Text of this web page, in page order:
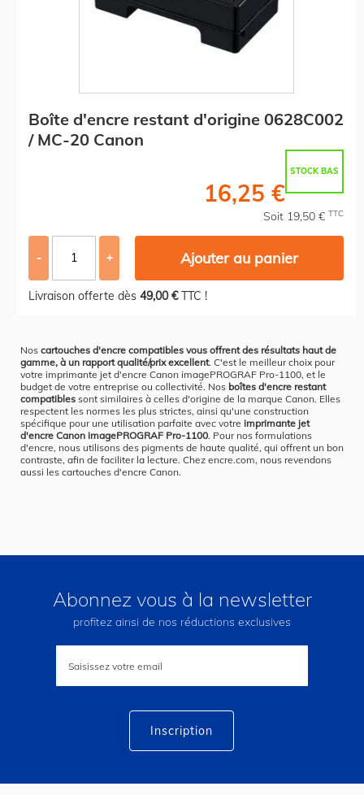
Boîte d'encre restant d'origine 0628C002
/ MC-20 Canon
STOCK BAS
16,25 €
Soit 19,50 € TTC
- + Ajouter au panier
Livraison offerte dès 49,00 €TTC !
Nos cartouches d'encre compatibles vous offrent des résultats haut de
gamme, à un rapport qualité/prix excellent. C'est le meilleur choix pour
votre imprimante jet d'encre Canon imagePROGRAF Pro-1100, et le
budget de votre entreprise ou collectivité. Nos boîtes d'encre restant
compatibles sont similaires à celles d'origine de la marque Canon. Elles
respectent les normes les plus strictes, ainsi qu'une construction
spécifique pour une utilisation parfaite avec votre imprimante jet
d'encre Canon imagePROGRAF Pro-1100. Pour nos formulations
d'encre, nous utilisons des pigments de haute qualité, qui offrent un bon
contraste, afin de faciliter la lecture. Chez encre.com, nous revendons
aussi les cartouches d'encre Canon.
Abonnez vous à la newsletter
profitez ainsi de nos réductions exclusives
lettre
Inscription